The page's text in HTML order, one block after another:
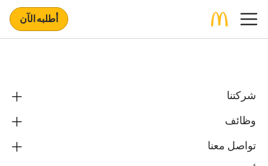
أطلبه الآن
شركتنا
وظائف
تواصل معنا